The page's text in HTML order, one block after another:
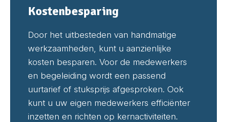
Kostenbesparing
Door het uitbesteden van handmatige
werkzaamheden, kunt u aanzienlijke
kosten besparen. Voor de medewerkers
en begeleiding wordt een passend
uurtarief of stuksprijs afgesproken. Ook
kunt u uw eigen medewerkers efficiënter
inzetten en richten op kernactiviteiten.